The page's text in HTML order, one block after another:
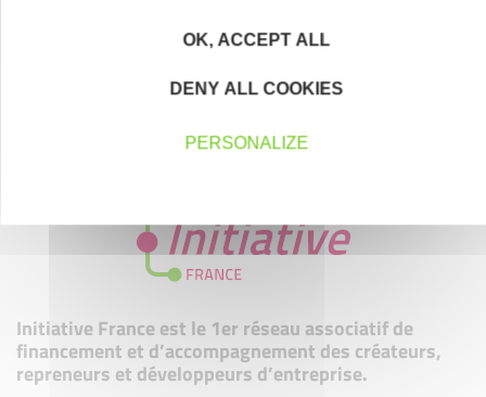
Initiative France est le 1er réseau associatif de
financement et d’accompagnement des créateurs,
repreneurs et développeurs d’entreprise.
OK, ACCEPT ALL
DENY ALL COOKIES
PERSONALIZE